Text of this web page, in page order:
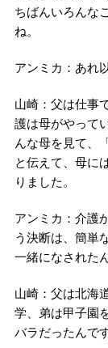
ちばんいろんな
ね。
アンミカ：あれ
山崎：父は仕事
護は母がやって
んな母を見て、
と伝えて、母に
りました。
アンミカ：介護
う決断は、簡単
一緒になされた
山崎：父は北海
学、弟は甲子園
バラだったんです